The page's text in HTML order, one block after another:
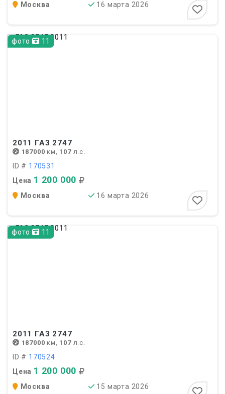
Москва 16 марта 2026
фото 11
2011 ГАЗ 2747
187000 км, 107л.с.
ID # 170531
Цена 1 200 000
Москва 16 марта 2026
фото 11
2011 ГАЗ 2747
187000 км, 107л.с.
ID # 170524
Цена 1 200 000
Москва 15 марта 2026